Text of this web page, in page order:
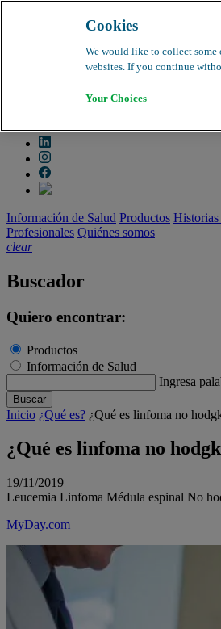
Dirección médica
Objeción de calidad
Información de Salud Productos Historias
Profesionales Quiénes somos
clear
Buscador
Quiero encontrar:
Productos
Información de Salud
Ingresa
Buscar
Inicio ¿Qué es? ¿Qué es linfoma no
¿Qué es linfoma no
19/11/2019
Leucemia Linfoma Médula espinal No
MyDay.com
Cookies
We would like to collect some
websites. If you continue
Your Choices